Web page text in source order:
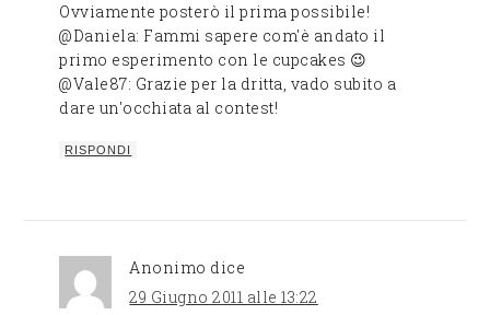
Ovviamente posterò il prima possibile!
@Daniela: Fammi sapere com'è andato il
primo esperimento con le cupcakes 😉
@Vale87: Grazie per la dritta, vado subito a
dare un'occhiata al contest!
RISPONDI
Anonimo dice
29 Giugno 2011 alle 13:22